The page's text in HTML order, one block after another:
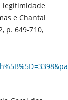
legitimidade
e Chantal
p. 649-710,